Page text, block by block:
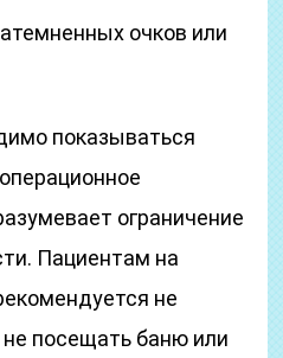
очков или
показываться
ограничение
Пациентам на
не
посещать баню или